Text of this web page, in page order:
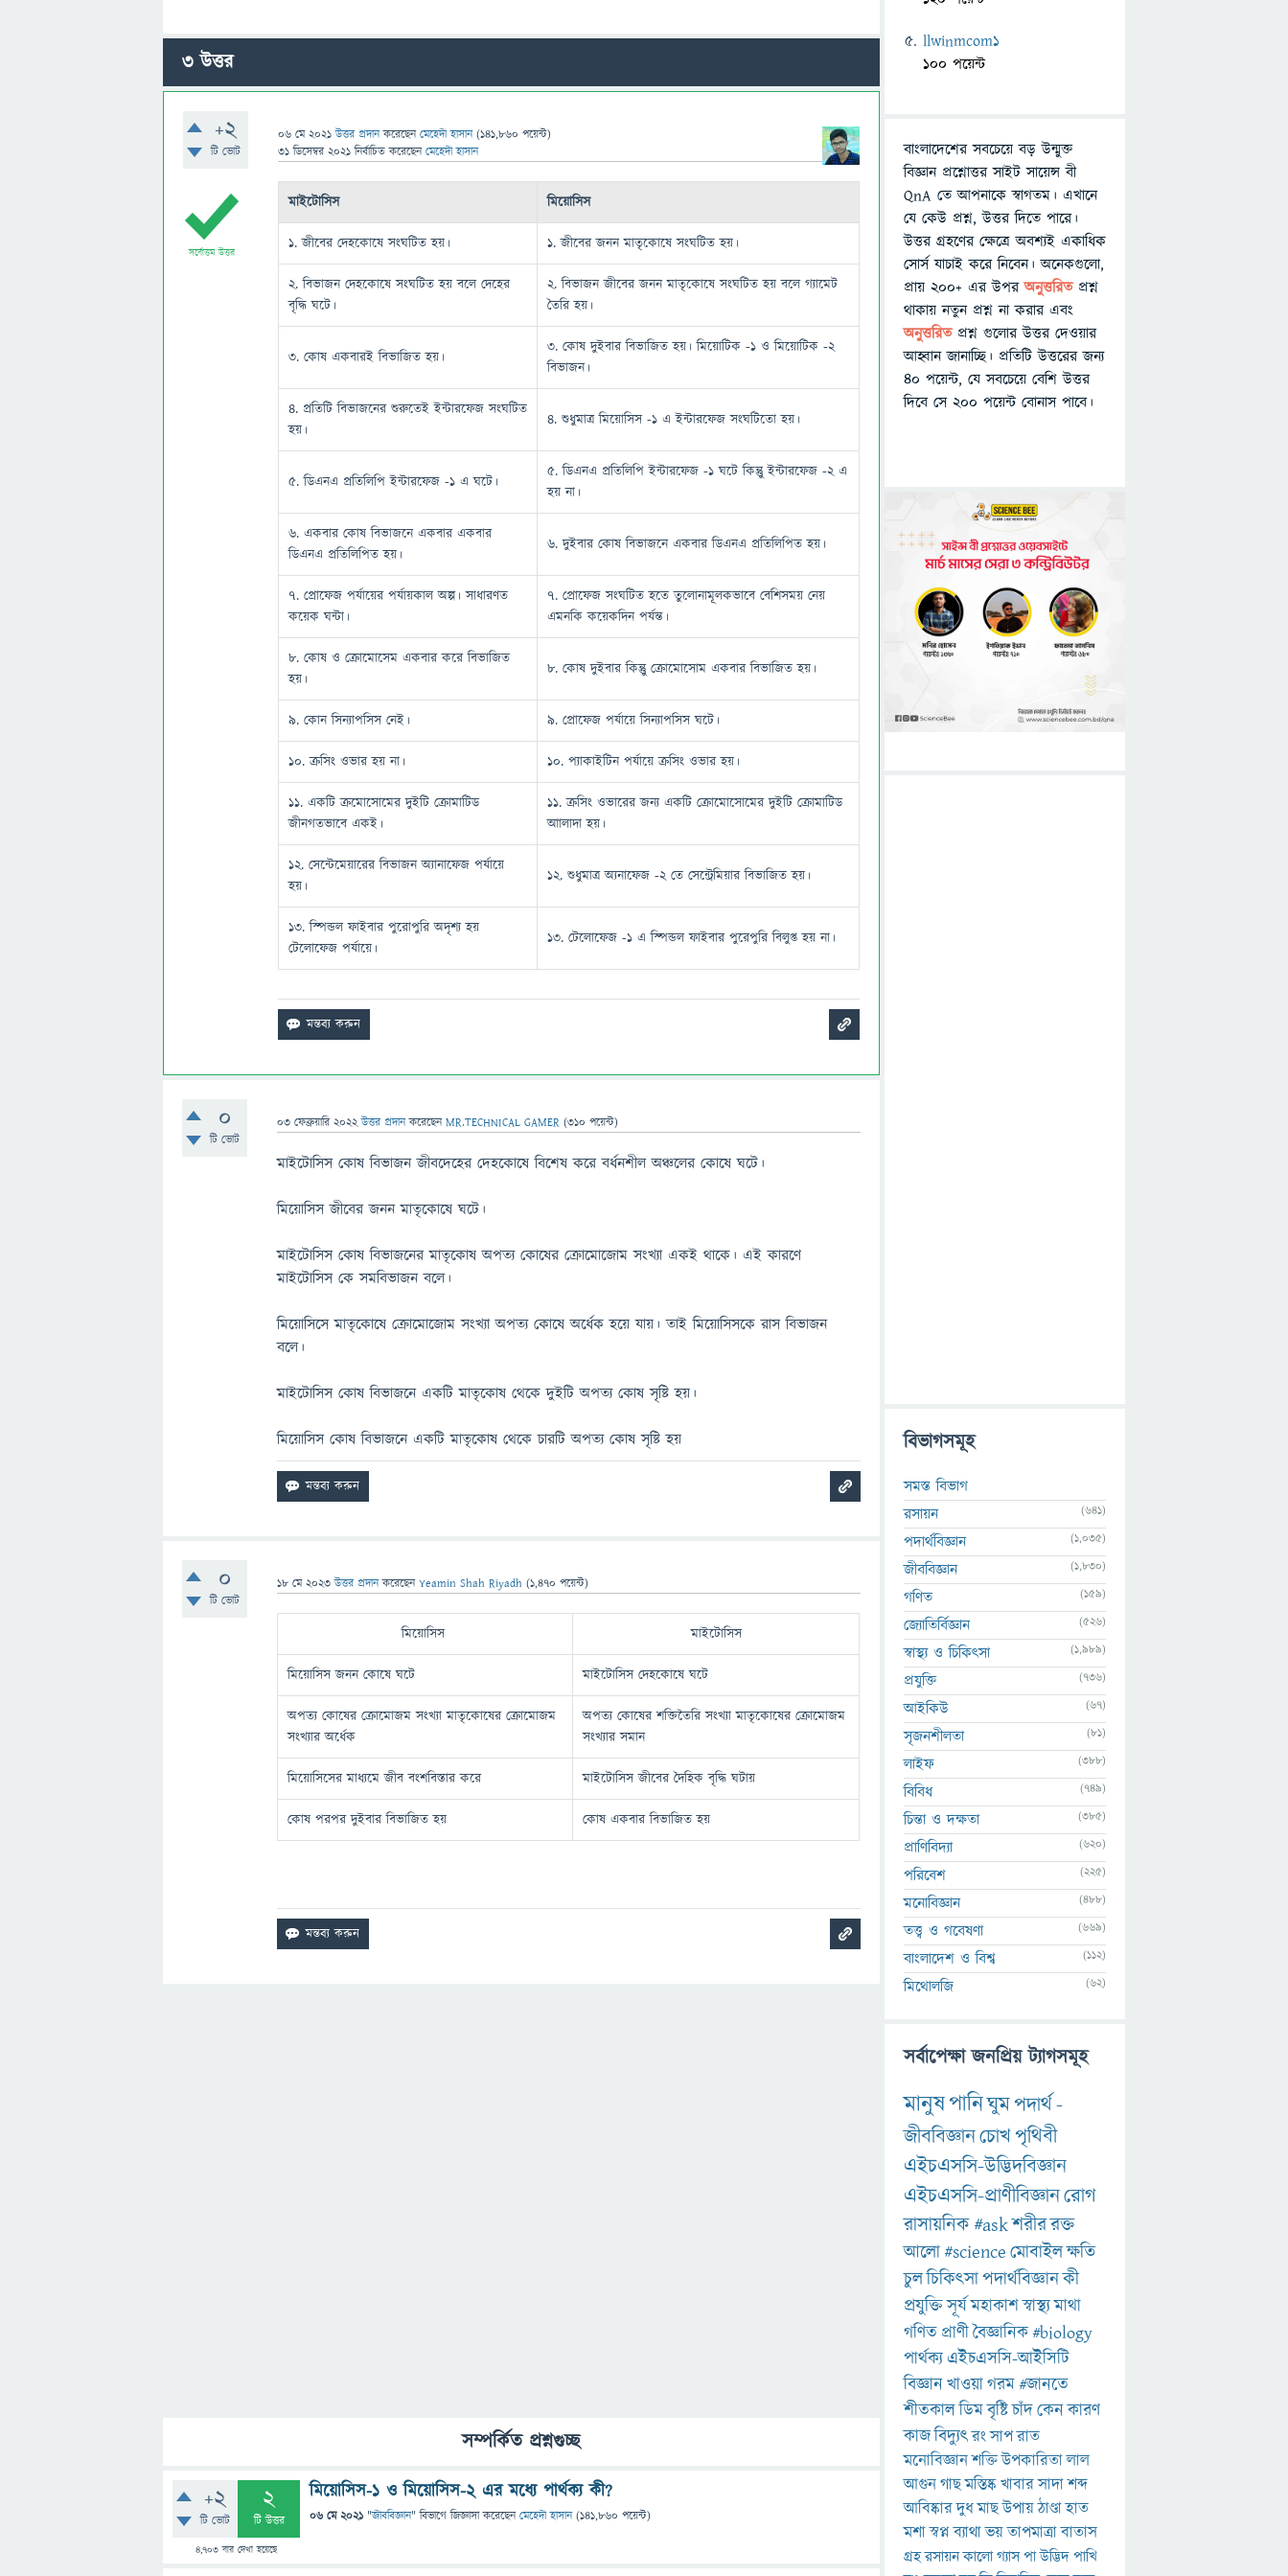
3উত্তর
+2
টি ভোট
06 মে 2021 উত্তর প্রদান করেছেনমেহেদী হাসান (141,860 পয়েন্ট)
31 ডিসেম্বর 2021 নির্বাচিত করেছেনমেহেদী হাসান
সর্বোত্তম উত্তর
মাইটোসিস মিয়োসিস
১. জীবের দেহকোষে সংঘটিত হয়। ১. জীবের জনন মাতৃকোষে সংঘটিত হয়।
২. বিভাজন দেহকোষে সংঘটিত হয় বলে দেহের
বৃদ্ধি ঘটে।
২. বিভাজন জীবের জনন মাতৃকোষে সংঘটিত হয় বলে গ্যামেট
তৈরি হয়।
৩. কোষ একবারই বিভাজিত হয়।
৩. কোষ দুইবার বিভাজিত হয়। মিয়োটিক -১ ও মিয়োটিক -২
বিভাজন।
৪. প্রতিটি বিভাজনের শুরুতেই ইন্টারফেজ সংঘটিত
হয়।
৪. শুধুমাত্র মিয়োসিস -১ এ ইন্টারফেজ সংঘটিতো হয়।
৫. ডিএনএ প্রতিলিপি ইন্টারফেজ -১ এ ঘটে।
৫. ডিএনএ প্রতিলিপি ইন্টারফেজ -১ ঘটে কিন্তুু ইন্টারফেজ -২ এ
হয় না।
৬. একবার কোষ বিভাজনে একবার একবার
ডিএনএ প্রতিলিপিত হয়।
৬. দুইবার কোষ বিভাজনে একবার ডিএনএ প্রতিলিপিত হয়।
৭. প্রোফেজ পর্যায়ের পর্যায়কাল অল্প। সাধারণত
কয়েক ঘন্টা।
৭. প্রোফেজ সংঘটিত হতে তুলোনামূলকভাবে বেশিসময় নেয়
এমনকি কয়েকদিন পর্যন্ত।
৮. কোষ ও ক্রোমোসেম একবার করে বিভাজিত
হয়।
৮. কোষ দুইবার কিন্তুু ক্রোমোসোম একবার বিভাজিত হয়।
৯. কোন সিন্যাপসিস নেই। ৯. প্রোফেজ পর্যায়ে সিন্যাপসিস ঘটে।
১০. ক্রসিং ওভার হয় না। ১০. প্যাকাইটিন পর্যায়ে ক্রসিং ওভার হয়।
১১. একটি ক্রমোসোমের দুইটি ক্রোমাটিড
জীনগতভাবে একই।
১১. ক্রসিং ওভারের জন্য একটি ক্রোমোসোমের দুইটি ক্রোমাটিড
আালাদা হয়।
১২. সেন্টেমেয়ারের বিভাজন অ্যানাফেজ পর্যায়ে
হয়।
১২. শুধুমাত্র অ্যনাফেজ -২ তে সেন্ট্রেমিয়ার বিভাজিত হয়।
১৩. স্পিন্ডল ফাইবার পুরোপুরি অদৃশ্য হয়
টেলোফেজ পর্যায়ে।
১৩. টেলোফেজ -১ এ স্পিন্ডল ফাইবার পুরেপুরি বিলুপ্ত হয় না।
0
টি ভোট
03 ফেব্রুয়ারি 2022 উত্তর প্রদান করেছেনMR.TECHNICAL GAMER (310 পয়েন্ট)
মাইটোসিস কোষ বিভাজন জীবদেহের দেহকোষে বিশেষ করে বর্ধনশীল অঞ্চলের কোষে ঘটে।
মিয়োসিস জীবের জনন মাতৃকোষে ঘটে।
মাইটোসিস কোষ বিভাজনের মাতৃকোষ অপত্য কোষের ক্রোমোজোম সংখ্যা একই থাকে। এই কারণে
মাইটোসিস কে সমবিভাজন বলে।
মিয়োসিসে মাতৃকোষে ক্রোমোজোম সংখ্যা অপত্য কোষে অর্ধেক হয়ে যায়। তাই মিয়োসিসকে রাস বিভাজন
বলে।
মাইটোসিস কোষ বিভাজনে একটি মাতৃকোষ থেকে দুইটি অপত্য কোষ সৃষ্টি হয়।
মিয়োসিস কোষ বিভাজনে একটি মাতৃকোষ থেকে চারটি অপত্য কোষ সৃষ্টি হয়
0
টি ভোট
18 মে 2023 উত্তর প্রদান করেছেনYeamin Shah Riyadh (1,470 পয়েন্ট)
মিয়োসিস মাইটোসিস
মিয়োসিস জনন কোষে ঘটে মাইটোসিস দেহকোষে ঘটে
অপত্য কোষের ক্রোমোজম সংখ্যা মাতৃকোষের ক্রোমোজম
সংখ্যার অর্ধেক
অপত্য কোষের শক্তিতৈরি সংখ্যা মাতৃকোষের ক্রোমোজম
সংখ্যার সমান
মিয়োসিসের মাধ্যমে জীব বংশবিস্তার করে মাইটোসিস জীবের দৈহিক বৃদ্ধি ঘটায়
কোষ পরপর দুইবার বিভাজিত হয় কোষ একবার বিভাজিত হয়
সম্পর্কিত প্রশ্নগুচ্ছ
+2
টি ভোট
2
টি উত্তর
4,703 বার দেখা হয়েছে
মিয়োসিস-১ ও মিয়োসিস-২ এর মধ্যে পার্থক্য কী?
06 মে 2021 "জীববিজ্ঞান" বিভাগে জিজ্ঞাসাকরেছেনমেহেদী হাসান (141,860 পয়েন্ট)
llwinmcom1
100 পয়েন্ট
বাংলাদেশের সবচেয়ে বড় উন্মুক্ত
বিজ্ঞান প্রশ্নোত্তর সাইট সায়েন্স বী
QnA তে আপনাকে স্বাগতম। এখানে
যে কেউ প্রশ্ন, উত্তর দিতে পারে।
উত্তর গ্রহণের ক্ষেত্রে অবশ্যই একাধিক
সোর্স যাচাই করে নিবেন। অনেকগুলো,
প্রায় ২০০+ এর উপরঅনুত্তরিতপ্রশ্ন
থাকায় নতুন প্রশ্ন না করার এবং
অনুত্তরিত প্রশ্ন গুলোর উত্তর দেওয়ার
আহ্বান জানাচ্ছি। প্রতিটি উত্তরের জন্য
৪০ পয়েন্ট, যে সবচেয়ে বেশি উত্তর
দিবে সে ২০০ পয়েন্ট বোনাস পাবে।
বিভাগসমূহ
সমস্ত বিভাগ
রসায়ন
(641)
পদার্থবিজ্ঞান (1,035)
জীববিজ্ঞান (1,830)
গণিত (159)
জ্যোতির্বিজ্ঞান (526)
স্বাস্থ্য ও চিকিৎসা (1,989)
প্রযুক্তি (736)
আইকিউ (67)
সৃজনশীলতা (81)
লাইফ (388)
বিবিধ (749)
চিন্তা ও দক্ষতা (385)
প্রাণিবিদ্যা (620)
পরিবেশ (225)
মনোবিজ্ঞান (488)
তত্ত্ব ও গবেষণা (669)
বাংলাদেশ ও বিশ্ব (112)
মিথোলজি (62)
সর্বাপেক্ষা জনপ্রিয় ট্যাগসমূহ
মানুষপানিঘুমপদার্থ-
জীববিজ্ঞানচোখপৃথিবী
এইচএসসি-উদ্ভিদবিজ্ঞান
এইচএসসি-প্রাণীবিজ্ঞানরোগ
রাসায়নিক#askশরীররক্ত
আলো#scienceমোবাইলক্ষতি
চুলচিকিৎসাপদার্থবিজ্ঞানকী
প্রযুক্তিসূর্যমহাকাশস্বাস্থ্যমাথা
গণিত প্রাণীবৈজ্ঞানিক#biology
পার্থক্য এইচএসসি-আইসিটি
বিজ্ঞানখাওয়াগরম#জানতে
শীতকালডিমবৃষ্টিচাঁদকেনকারণ
কাজবিদ্যুৎরংসাপরাত
মনোবিজ্ঞানশক্তিউপকারিতালাল
আগুনগাছমস্তিষ্কখাবারসাদাশব্দ
আবিষ্কারদুধমাছউপায়ঠাণ্ডাহাত
মশাস্বপ্নব্যাথাভয়তাপমাত্রাবাতাস
গ্রহরসায়নকালোগ্যাসপাউদ্ভিদপাখি